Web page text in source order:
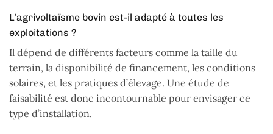
L’agrivoltaïsme bovin est-il adapté à toutes les
exploitations ?
Il dépend de différents facteurs comme la taille du
terrain, la disponibilité de financement, les conditions
solaires, et les pratiques d’élevage. Une étude de
faisabilité est donc incontournable pour envisager ce
type d’installation.